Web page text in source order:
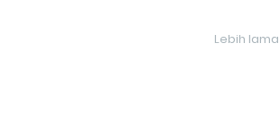
Lebih lama